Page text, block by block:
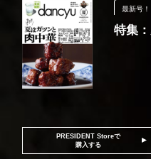
最新号！
特集
PRESIDENT Storeで
購入する